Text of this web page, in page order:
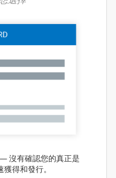
沒有確認您的真正是
得和發行。